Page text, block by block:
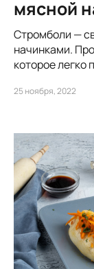
мясной
Стромболи —
начинками.
которое легко
25 ноября, 2022